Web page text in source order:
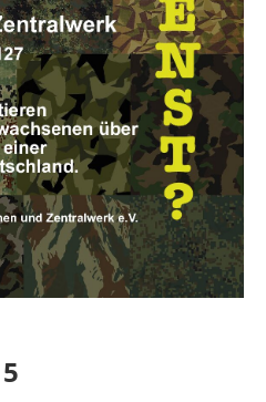
EUROPE HALLES